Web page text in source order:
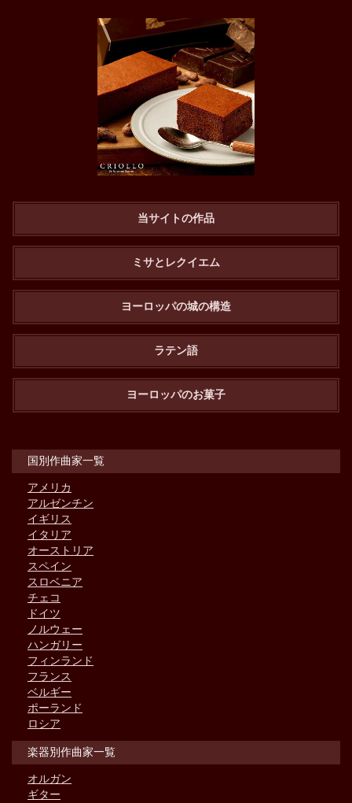
当サイトの作品
ミサとレクイエム
ヨーロッパの城の構造
ラテン語
ヨーロッパのお菓子
国別作曲家一覧
アメリカ
アルゼンチン
イギリス
イタリア
オーストリア
スペイン
スロベニア
チェコ
ドイツ
ノルウェー
ハンガリー
フィンランド
フランス
ベルギー
ポーランド
ロシア
楽器別作曲家一覧
オルガン
ギター